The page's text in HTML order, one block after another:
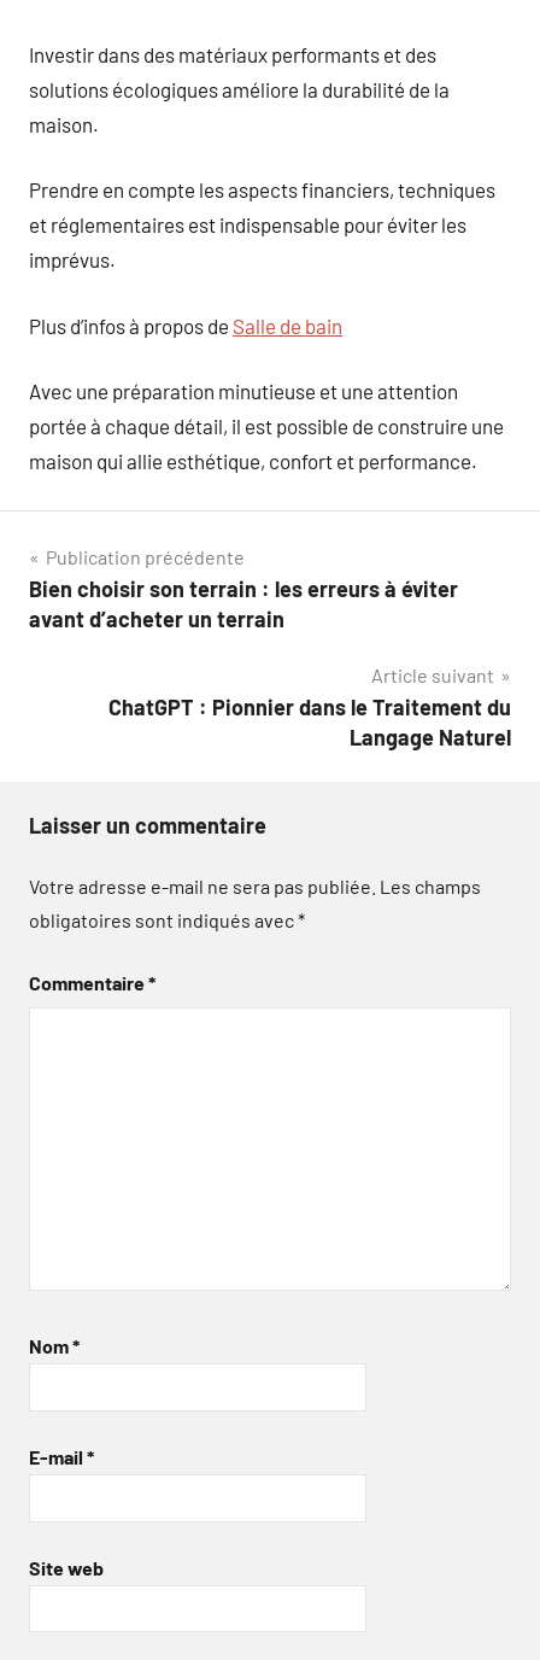
Investir dans des matériaux performants et des
solutions écologiques améliore la durabilité de la
maison.
Prendre en compte les aspects financiers, techniques
et réglementaires est indispensable pour éviter les
imprévus.
Plus d’infos à propos de Salle de bain
Avec une préparation minutieuse et une attention
portée à chaque détail, il est possible de construire une
maison qui allie esthétique, confort et performance.
Navigation
de
Publication précédente
Bien choisir son terrain : les erreurs à éviter
avant d’acheter un terrain
Article suivant
ChatGPT : Pionnier dans le Traitement du
Langage Naturel
Laisser un commentaire
Votre adresse e-mail ne sera pas publiée. Les champs
obligatoires sont indiqués avec*
Commentaire*
Nom*
E-mail *
Site web